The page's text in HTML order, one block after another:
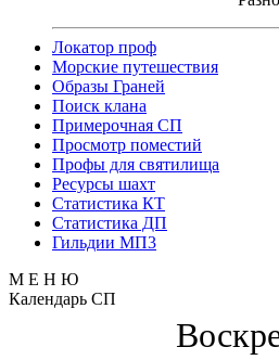
Локатор проф
Морские путешествия
Образы Граней
Поиск клана
Примерочная СП
Просмотр поместий
Профы для святилища
Ресурсы шахт
Статистика КТ
Статистика ДП
Гильдии МП3
М Е Н Ю
Календарь СП